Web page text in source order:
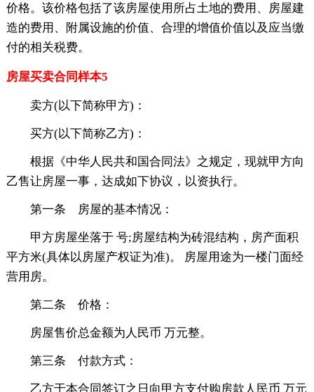
价格。该价格包括了该房屋使用所占土地的费用、房屋建
造的费用、附属设施的价值、合理的增值价值以及应当缴
付的相关税费。
房屋买卖合同样本5
卖方(以下简称甲方)：
买方(以下简称乙方)：
根据《中华人民共和国合同法》之规定，现就甲方向
乙售让房屋一事，达成如下协议，以资执行。
第一条 房屋的基本情况：
甲方房屋坐落于 号;房屋结构为砖混结构，房产面积
平方米(具体以房屋产权证为准)。 房屋用途为一楼门面经
营用房。
第二条 价格：
房屋售价总金额为人民币 万元整。
第三条 付款方式：
乙方于本合同签订之日向甲方支付购房款人民币 万元